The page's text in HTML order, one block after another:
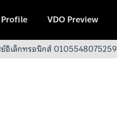
Profile VDO Preview
อิเล็กทรอนิกส์ 0105548075259